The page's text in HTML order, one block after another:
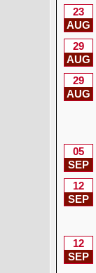
23
AUG
29
AUG
29
AUG
05
SEP
12
SEP
12
SEP